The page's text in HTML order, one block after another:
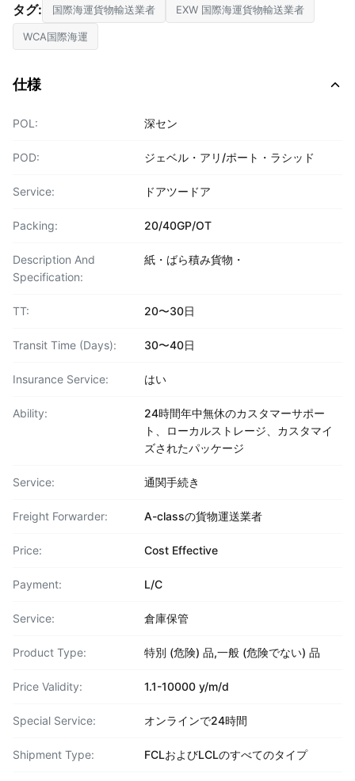
タグ: 国際海運貨物輸送業者 EXW 国際海運貨物輸送業者
WCA国際海運
仕様
POL: 深セン
POD: ジェベル・アリ/ポート・ラシッド
Service: ドアツードア
Packing: 20/40GP/OT
Description And
Specification:
紙・ばら積み貨物・
TT: 20〜30日
Transit Time (Days): 30〜40日
Insurance Service: はい
Ability:
24時間年中無休のカスタマーサポー
ト、ローカルストレージ、カスタマイ
ズされたパッケージ
Service: 通関手続き
Freight Forwarder: A-classの貨物運送業者
Price: Cost Effective
Payment: L/C
Service: 倉庫保管
Product Type: 特別 (危険) 品,一般 (危険でない) 品
Price Validity: 1.1-10000 y/m/d
Special Service: オンラインで24時間
Shipment Type: FCLおよびLCLのすべてのタイプ